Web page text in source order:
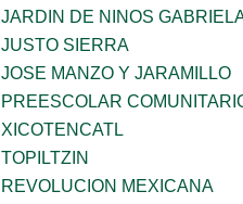
JARDIN DE NINOS
JUSTO SIERRA
JOSE MANZO Y JARAMILLO
PREESCOLAR
XICOTENCATL
TOPILTZIN
REVOLUCION MEXICANA